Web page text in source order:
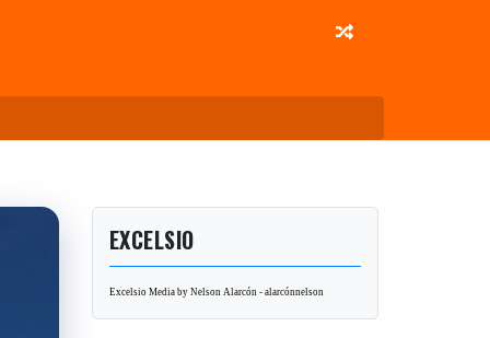
EXCELSIO
Excelsio Media by Nelson Alarcón - alarcónnelson